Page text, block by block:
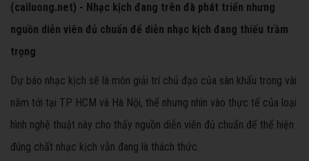
(cailuong.net) - Nhạc kịch đang trên đà phát triển nhưng
nguồn diễn viên đủ chuẩn để diễn nhạc kịch đang thiếu trầm
trọng
Dự báo nhạc kịch sẽ là môn giải trí chủ đạo của sân khấu trong vài
năm tới tại TP HCM và Hà Nội, thế nhưng nhìn vào thực tế của loại
hình nghệ thuật này cho thấy nguồn diễn viên đủ chuẩn để thể hiện
đúng chất nhạc kịch vẫn đang là thách thức.